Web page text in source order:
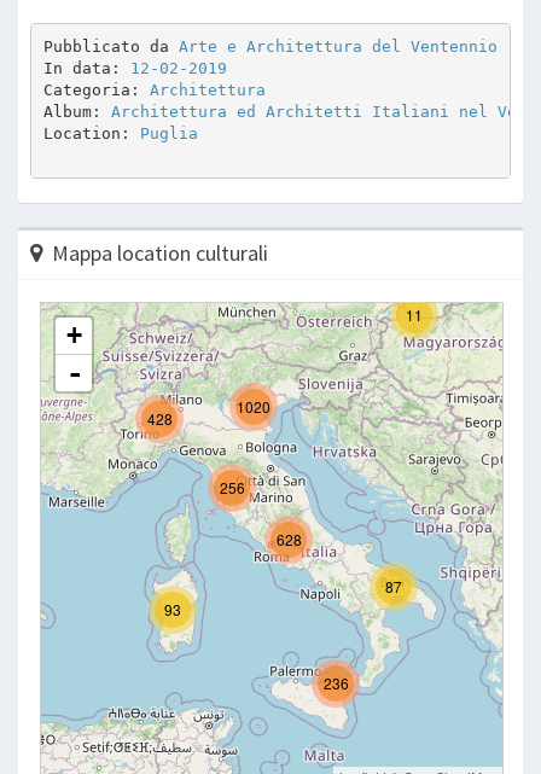
Pubblicato da Arte e Architettura del Ventennio
In data: 12-02-2019
Categoria: Architettura
Album: Architettura ed Architetti Italiani nel
Location: Puglia
Mappa location culturali